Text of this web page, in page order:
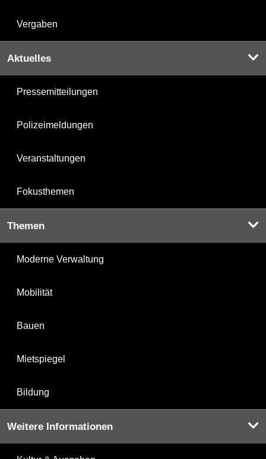
Vergaben
Aktuelles
Pressemitteilungen
Polizeimeldungen
Veranstaltungen
Fokusthemen
Themen
Moderne Verwaltung
Mobilität
Bauen
Mietspiegel
Bildung
Weitere Informationen